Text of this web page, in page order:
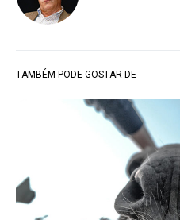
TAMBÉM PODE GOSTAR DE